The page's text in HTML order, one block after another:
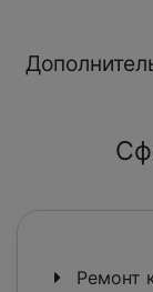
Ремонт